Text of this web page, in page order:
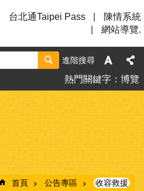
台北通Taipei Pass
陳情系統
網站導覽.
進階搜尋
熱門關鍵字 博覽
首頁 公告專區 收容救援